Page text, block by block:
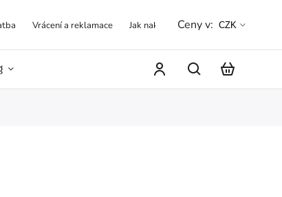
Vrácení a reklamace Jak nakupovat Obchodní
Ceny v: CZK